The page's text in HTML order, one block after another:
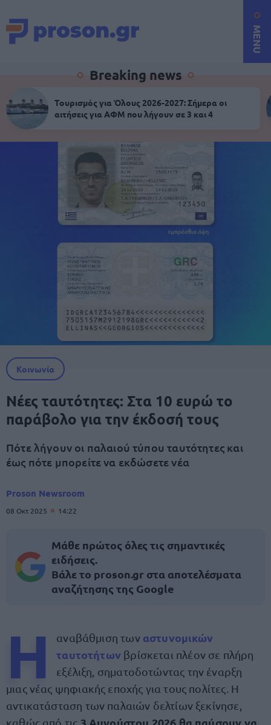
MENU
Breaking news
Τουρισμός για Όλους 2026-2027: Σήμερα οι
αιτήσεις για ΑΦΜ που λήγουν σε 3 και 4
Κοινωνία
Νέες ταυτότητες: Στα 10 ευρώ το
παράβολο για την έκδοσή τους
Πότε λήγουν οι παλαιού τύπου ταυτότητες και
έως πότε μπορείτε να εκδώσετε νέα
Proson Newsroom
08 Οκτ 2025 14:22
Μάθε πρώτος όλες τις σημαντικές
ειδήσεις.
Βάλε το proson.gr στα αποτελέσματα
αναζήτησης της Google
Η αναβάθμιση των αστυνομικών
ταυτοτήτων βρίσκεται πλέον σε πλήρη
εξέλιξη, σηματοδοτώντας την έναρξη
μιας νέας ψηφιακής εποχής για τους πολίτες. Η
αντικατάσταση των παλαιών δελτίων ξεκίνησε,
καθώς από τις